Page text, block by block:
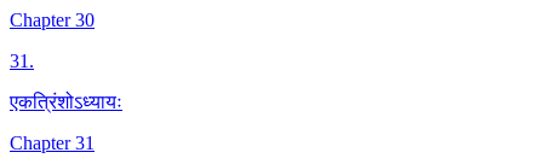
Chapter 30
31.
एकत्रिंशोऽध्यायः
Chapter 31